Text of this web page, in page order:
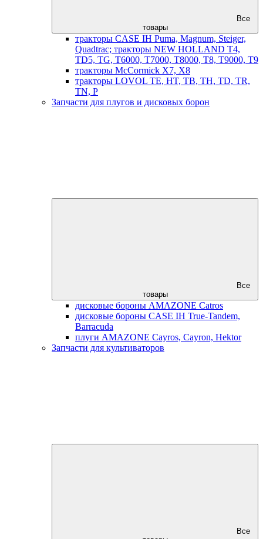
Все
товары
тракторы CASE IH Puma, Magnum, Steiger,
Quadtrac; тракторы NEW HOLLAND T4,
TD5, TG, T6000, T7000, T8000, T8, T9000, T9
тракторы McCormick X7, X8
тракторы LOVOL TE, HT, TB, TH, TD, TR,
TN, P
Запчасти для плугов и дисковых борон
Все
товары
дисковые бороны AMAZONE Catros
дисковые бороны CASE IH True-Tandem,
Barracuda
плуги AMAZONE Cayros, Cayron, Hektor
Запчасти для культиваторов
Все